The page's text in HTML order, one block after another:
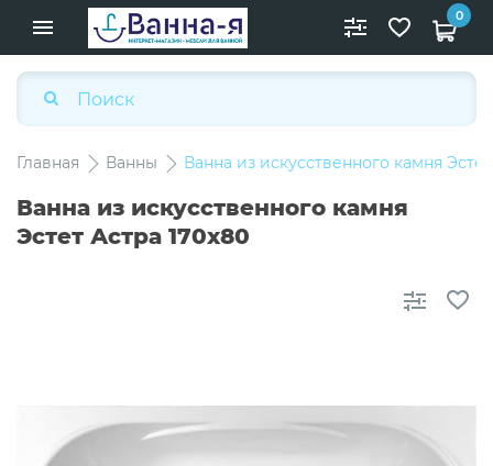
0
Главная Ванны Ванна из искусственного камня
Ванна из искусственного камня
Эстет Астра 170x80